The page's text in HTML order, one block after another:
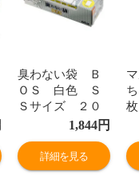
臭わない袋 Ｂ
ＯＳ 白色 Ｓ
Ｓサイズ ２０
０枚入 犬
猫 お散歩 関東
当日便
1,844円
詳細を見る